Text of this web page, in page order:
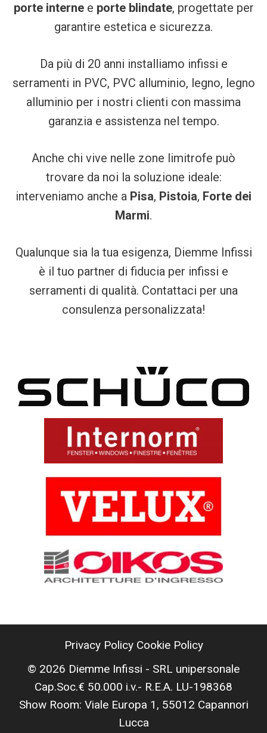
porte interne e porte blindate, progettate per
garantire estetica e sicurezza.
Da più di 20 anni installiamo infissi e
serramenti in PVC, PVC alluminio, legno, legno
alluminio per i nostri clienti con massima
garanzia e assistenza nel tempo.
Anche chi vive nelle zone limitrofe può
trovare da noi la soluzione ideale:
interveniamo anche a Pisa, Pistoia, Forte dei
Marmi.
Qualunque sia la tua esigenza, Diemme Infissi
è il tuo partner di fiducia per infissi e
serramenti di qualità. Contattaci per una
consulenza personalizzata!
Privacy Policy Cookie Policy
© 2026 Diemme Infissi - SRL unipersonale
Cap.Soc.€ 50.000 i.v.- R.E.A. LU-198368
Show Room: Viale Europa 1, 55012 Capannori
Lucca